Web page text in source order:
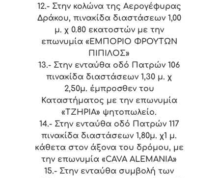
12.-Στην κολώνα της Αερογέφυρας
Δράκου, πινακίδα διαστάσεων 1,00
μ. χ 0.80 εκατοστών με την
επωνυμία «ΕΜΠΟΡΙΟ ΦΡΟΥΤΩΝ
ΠΙΠΙΛΟΣ»
13.- Στην ενταύθα οδό Πατρών 106
πινακίδα διαστάσεων 1,30 μ. χ
2,50μ. έμπροσθεν του
Καταστήματος με την επωνυμία
«ΤΖΗΡΙΑ» ψητοπωλείο.
14.-Στην ενταύθα οδό Πατρών 117
πινακίδα διαστάσεων 1,80μ. χ1 μ.
κάθετα στον άξονα του δρόμου, με
την επωνυμία «CAVA ALEMANIA»
15.- Στην ενταύθα συμβολή των